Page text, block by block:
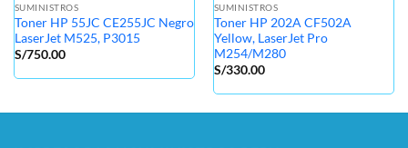
SUMINISTROS
Toner HP 55JC CE255JC Negro
LaserJet M525, P3015
S/750.00
SUMINISTROS
Toner HP 202A CF502A
Yellow, LaserJet Pro
M254/M280
S/330.00